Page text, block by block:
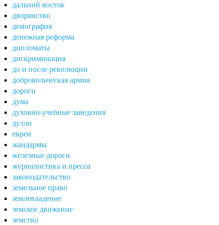
дальний восток
дворянство
демография
денежная реформа
дипломаты
дискриминация
до и после революции
добровольческая армия
дороги
дума
духовно-учебные заведения
дуэли
евреи
жандармы
железные дороги
журналистика и пресса
законодательство
земельное право
землевладение
земское движение
земство